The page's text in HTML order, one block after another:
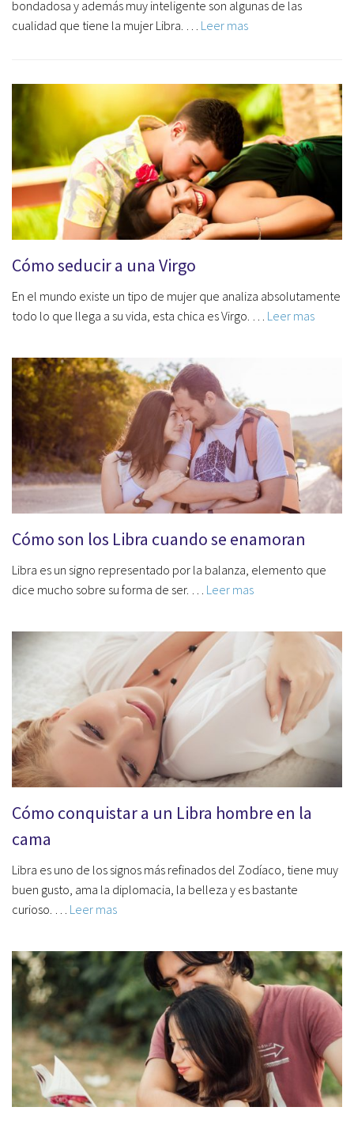
bondadosa y además muy inteligente son algunas de las
cualidad que tiene la mujer Libra. … Leer mas
Cómo seducir a una Virgo
En el mundo existe un tipo de mujer que analiza absolutamente
todo lo que llega a su vida, esta chica es Virgo. … Leer mas
Cómo son los Libra cuando se enamoran
Libra es un signo representado por la balanza, elemento que
dice mucho sobre su forma de ser. … Leer mas
Cómo conquistar a un Libra hombre en la
cama
Libra es uno de los signos más refinados del Zodíaco, tiene muy
buen gusto, ama la diplomacia, la belleza y es bastante
curioso. … Leer mas